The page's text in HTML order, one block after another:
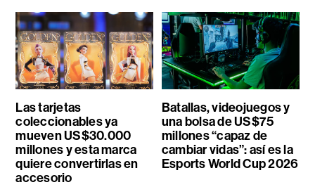
Las tarjetas
coleccionables ya
mueven US$30.000
millones y esta marca
quiere convertirlas en
accesorio
Batallas, videojuegos y
una bolsa de US$75
millones “capaz de
cambiar vidas”: así es la
Esports World Cup 2026